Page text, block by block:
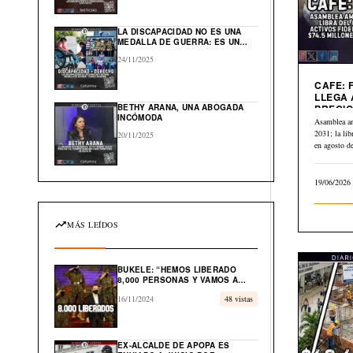
LA DISCAPACIDAD NO ES UNA
MEDALLA DE GUERRA: ES UN
24/11/2025
BETHY ARANA, UNA ABOGADA
INCÓMODA
20/11/2025
MÁS LEÍDOS
BUKELE: “HEMOS LIBERADO
8,000 PERSONAS Y VAMOS A
INOCENTES”
16/11/2024 48 vistas
EX-ALCALDE DE APOPA ES
CAFE:
LLEGA
A $2.84
Asamblea
2031; la
en agosto
19/06/2026